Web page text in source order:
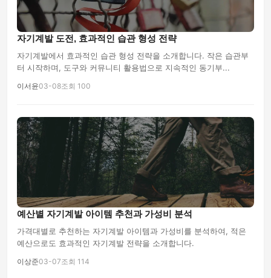
자기계발 도전, 효과적인 습관 형성 전략
자기계발에서 효과적인 습관 형성 전략을 소개합니다. 작은 습관부
터 시작하며, 도구와 커뮤니티 활용법으로 지속적인 동기부...
이서윤03-08조회 100
예산별 자기계발 아이템 추천과 가성비 분석
가격대별로 추천하는 자기계발 아이템과 가성비를 분석하여, 적은
예산으로도 효과적인 자기계발 전략을 소개합니다.
이상준03-07조회 114